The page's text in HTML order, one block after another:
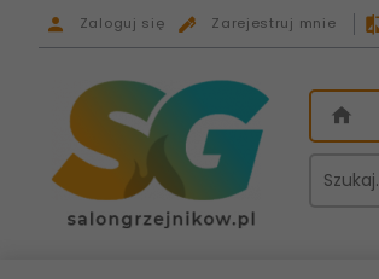
Zaloguj się Zarejestruj mnie